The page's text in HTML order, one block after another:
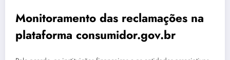
Monitoramento das reclamações na
plataforma consumidor.gov.br